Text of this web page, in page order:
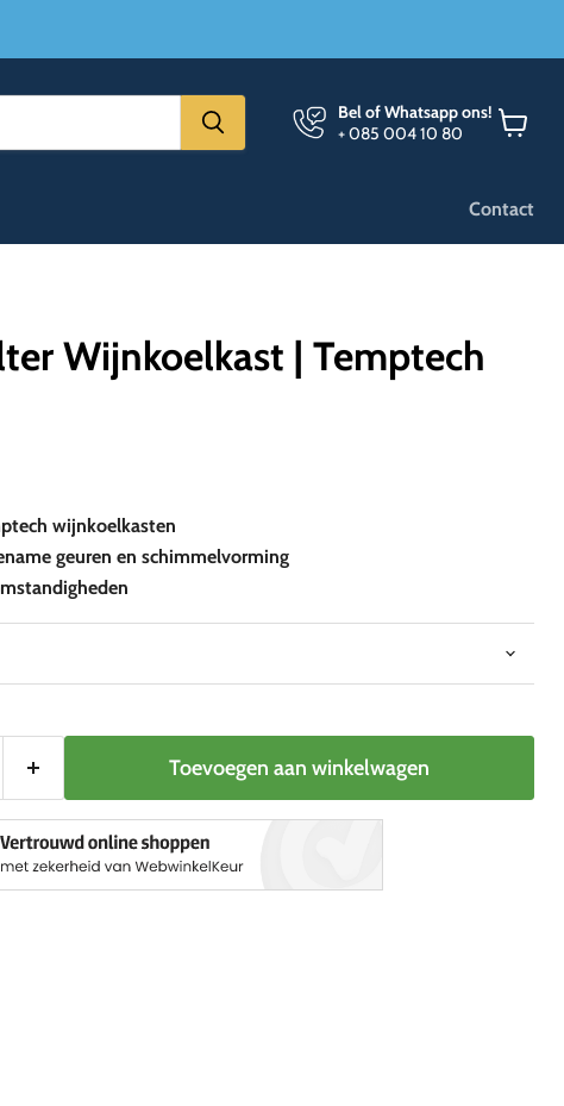
Bel of Whatsapp ons!
+ 085 004 10 80
Contact
Wijnkoelkast | Temptech
wijnkoelkasten
geuren en schimmelvorming
Toevoegen aan winkelwagen